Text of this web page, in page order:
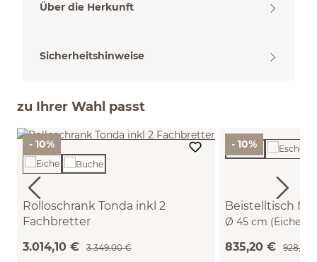
Über die Herkunft
Sicherheitshinweise
zu Ihrer Wahl passt
- 10%
Rolloschrank Tonda inkl 2
Fachbretter
3.014,10 € 3.349,00 €
- 10%
Beistelltisch
Ø 45 cm (Eiche)
835,20 € 928,00